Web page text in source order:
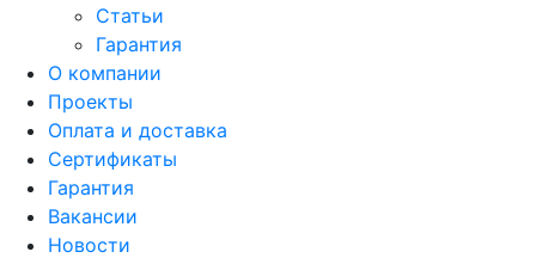
Статьи
Гарантия
О компании
Проекты
Оплата и доставка
Сертификаты
Гарантия
Вакансии
Новости